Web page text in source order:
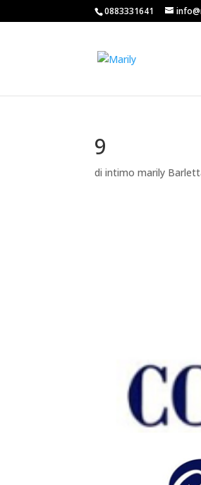
0883331641
9
diintimo marily